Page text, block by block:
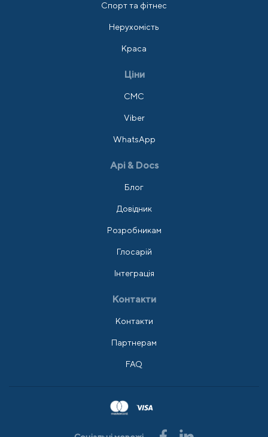
Спорт та фітнес
Нерухомість
Краса
Ціни
СМС
Viber
WhatsApp
Api & Docs
Блог
Довідник
Розробникам
Глосарій
Інтеграція
Контакти
Контакти
Партнерам
FAQ